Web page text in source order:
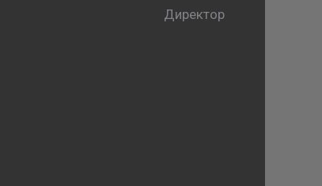
Директор